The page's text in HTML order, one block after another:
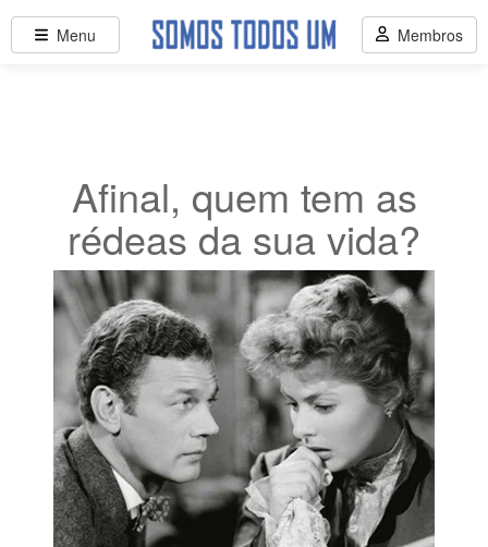
Afinal, quem tem as
rédeas da sua vida?
Menu Membros